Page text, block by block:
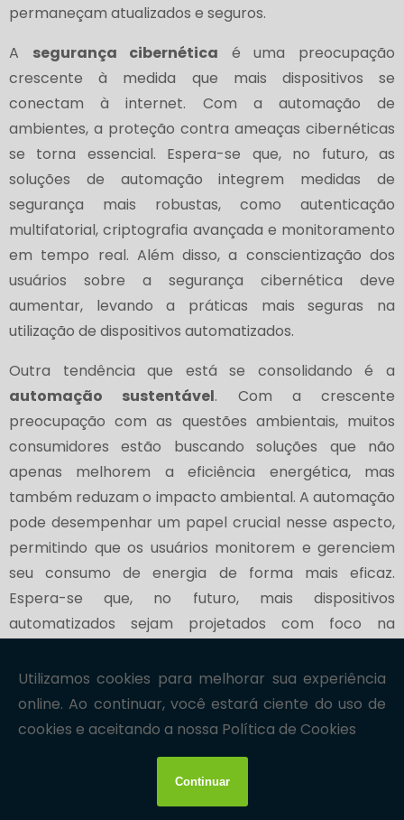
permaneçam atualizados e seguros.
A segurança cibernética é uma preocupação
crescente à medida que mais dispositivos se
conectam à internet. Com a automação de
ambientes, a proteção contra ameaças cibernéticas
se torna essencial. Espera-se que, no futuro, as
soluções de automação integrem medidas de
segurança mais robustas, como autenticação
multifatorial, criptografia avançada e monitoramento
em tempo real. Além disso, a conscientização dos
usuários sobre a segurança cibernética deve
aumentar, levando a práticas mais seguras na
utilização de dispositivos automatizados.
Outra tendência que está se consolidando é a
automação sustentável. Com a crescente
preocupação com as questões ambientais, muitos
consumidores estão buscando soluções que não
apenas melhorem a eficiência energética, mas
também reduzam o impacto ambiental. A automação
pode desempenhar um papel crucial nesse aspecto,
permitindo que os usuários monitorem e gerenciem
seu consumo de energia de forma mais eficaz.
Espera-se que, no futuro, mais dispositivos
automatizados sejam projetados com foco na
tecnologias que minimizem o desperdício.
Aintegração de dispositivos de saúdetambém
está se tornando uma tendência relevante na
automação de ambientes. Com o aumento da
conscientização sobre a saúde e o bem-estar,